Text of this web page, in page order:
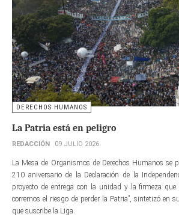
DERECHOS HUMANOS
La Patria está en peligro
REDACCIÓN 09 JULIO 2026
La Mesa de Organismos de Derechos Humanos se
210 aniversario de la Declaración de la
proyecto de entrega con la unidad y la firmeza
corremos el riesgo de perder la Patria”, sintetizó en
que suscribe la Liga.